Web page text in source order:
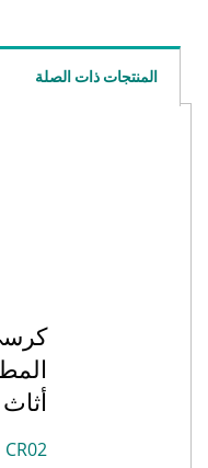
المنتجات ذات الصلة
CR02